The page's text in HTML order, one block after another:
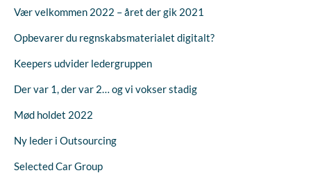
Vær velkommen 2022 – året der gik 2021
Opbevarer du regnskabsmaterialet digitalt?
Keepers udvider ledergruppen
Der var 1, der var 2… og vi vokser stadig
Mød holdet 2022
Ny leder i Outsourcing
Selected Car Group